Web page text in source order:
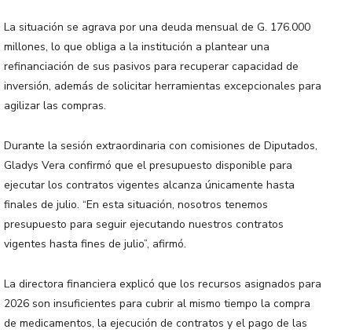
La situación se agrava por una deuda mensual de G. 176.000
millones, lo que obliga a la institución a plantear una
refinanciación de sus pasivos para recuperar capacidad de
inversión, además de solicitar herramientas excepcionales para
agilizar las compras.
Durante la sesión extraordinaria con comisiones de Diputados,
Gladys Vera confirmó que el presupuesto disponible para
ejecutar los contratos vigentes alcanza únicamente hasta
finales de julio. “En esta situación, nosotros tenemos
presupuesto para seguir ejecutando nuestros contratos
vigentes hasta fines de julio”, afirmó.
La directora financiera explicó que los recursos asignados para
2026 son insuficientes para cubrir al mismo tiempo la compra
de medicamentos, la ejecución de contratos y el pago de las